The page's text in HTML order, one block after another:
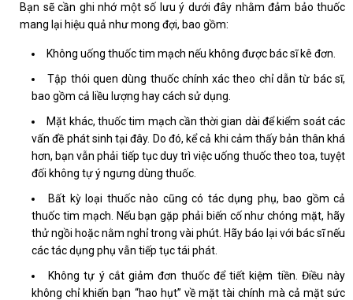
Bạn sẽ cần ghi nhớ một số lưu ý dưới đây nhằm đảm bảo thuốc
mang lại hiệu quả như mong đợi, bao gồm:
Không uống thuốc tim mạch nếu không được bác sĩ kê đơn.
Tập thói quen dùng thuốc chính xác theo chỉ dẫn từ bác sĩ,
bao gồm cả liều lượng hay cách sử dụng.
Mặt khác, thuốc tim mạch cần thời gian dài để kiểm soát các
vấn đề phát sinh tại đây. Do đó, kể cả khi cảm thấy bản thân khá
hơn, bạn vẫn phải tiếp tục duy trì việc uống thuốc theo toa, tuyệt
đối không tự ý ngưng dùng thuốc.
Bất kỳ loại thuốc nào cũng có tác dụng phụ, bao gồm cả
thuốc tim mạch. Nếu bạn gặp phải biến cố như chóng mặt, hãy
thử ngồi hoặc nằm nghỉ trong vài phút. Hãy báo lại với bác sĩ nếu
các tác dụng phụ vẫn tiếp tục tái phát.
Không tự ý cắt giảm đơn thuốc để tiết kiệm tiền. Điều này
không chỉ khiến bạn “hao hụt” về mặt tài chính mà cả mặt sức